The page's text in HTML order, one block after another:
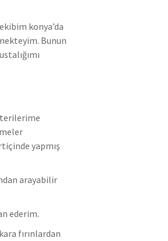
konya’da
Bunun
yapmış
arayabilir
ederim.
fırınlardan